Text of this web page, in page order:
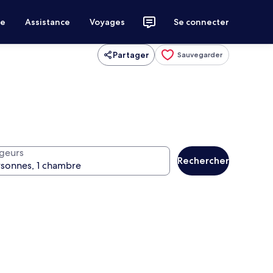
Assistance Voyages Se connecter
Partager Sauvegarder
Rechercher